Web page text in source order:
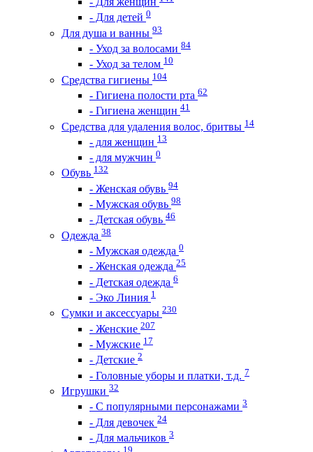
- Для детей 0
Для душа и ванны 93
- Уход за волосами 84
- Уход за телом 10
Средства гигиены 104
- Гигиена полости рта 62
- Гигиена женщин 41
Средства для удаления волос, бритвы 14
- для женщин 13
- для мужчин 0
Обувь 132
- Женская обувь 94
- Мужская обувь 98
- Детская обувь 46
Одежда 38
- Мужская одежда 0
- Женская одежда 25
- Детская одежда 6
- Эко Линия 1
Сумки и аксессуары 230
- Женские 207
- Мужские 17
- Детские 2
- Головные уборы и платки, т.д. 7
Игрушки 32
- С популярными персонажами 3
- Для девочек 24
- Для мальчиков 3
19